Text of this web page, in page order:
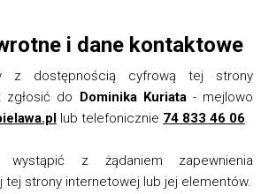
i dane kontaktowe
z dostępnością cyfrową tej strony
zgłosić do Dominika Kuriata- mejlowo
lub telefonicznie 74 833 46 06.
z żądaniem zapewnienia
strony internetowej lub jej elementów.